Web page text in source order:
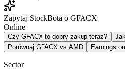
Zapytaj StockBota o GFACX
Online
Czy GFACX to dobry zakup teraz?
Porównaj GFACX vs AMD
Earnings
Sector